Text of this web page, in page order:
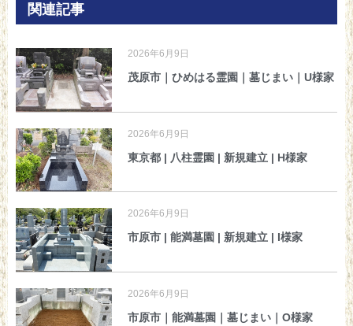
関連記事
茂原市｜ひめはる霊園｜墓じまい｜U様家
2026年6月9日
東京都 | 八柱霊園 | 新規建立 | H様家
2026年6月9日
市原市 | 能満墓園 | 新規建立 | I様家
2026年6月9日
市原市｜能満墓園｜墓じまい｜O様家
2026年6月9日